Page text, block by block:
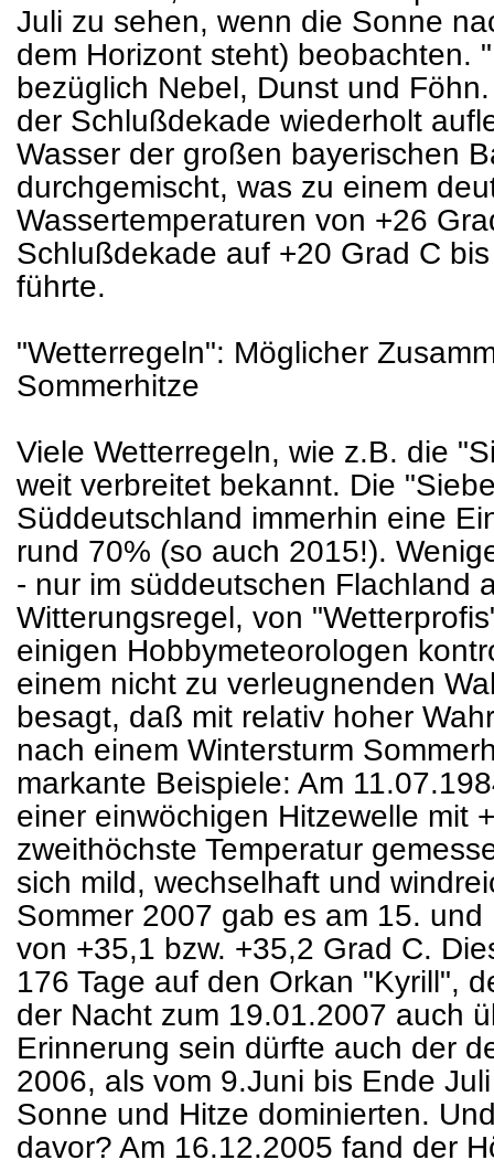
Juli zu sehen, wenn die Sonne
dem Horizont steht) beobachten.
bezüglich Nebel, Dunst und
der Schlußdekade wiederholt
Wasser der großen bayerischen
durchgemischt, was zu einem
Wassertemperaturen von +26
Schlußdekade auf +20 Grad C
führte.
"Wetterregeln": Möglicher
Sommerhitze
Viele Wetterregeln, wie z.B. die
weit verbreitet bekannt. Die
Süddeutschland immerhin eine
rund 70% (so auch 2015!).
- nur im süddeutschen Flachland
Witterungsregel, von
einigen Hobbymeteorologen
einem nicht zu verleugnenden
besagt, daß mit relativ hoher
nach einem Wintersturm
markante Beispiele: Am
einer einwöchigen Hitzewelle mit
zweithöchste Temperatur
sich mild, wechselhaft und
Sommer 2007 gab es am 15.
von +35,1 bzw. +35,2 Grad C.
176 Tage auf den Orkan "Kyrill",
der Nacht zum 19.01.2007 auch
Erinnerung sein dürfte auch der
2006, als vom 9.Juni bis Ende
Sonne und Hitze dominierten.
davor? Am 16.12.2005 fand der